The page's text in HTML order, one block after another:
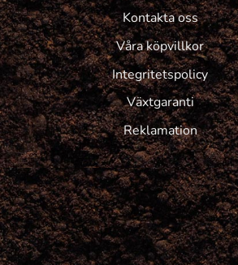
Kontakta oss
Våra köpvillkor
Integritetspolicy
Växtgaranti
Reklamation